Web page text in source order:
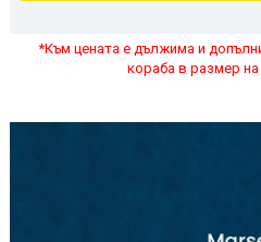
*Към цената е дължима и
кораба в размер на